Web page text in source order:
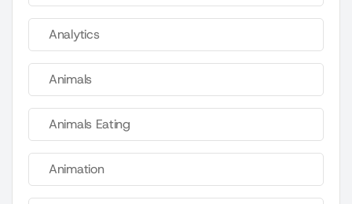
Analytics
Animals
Animals Eating
Animation